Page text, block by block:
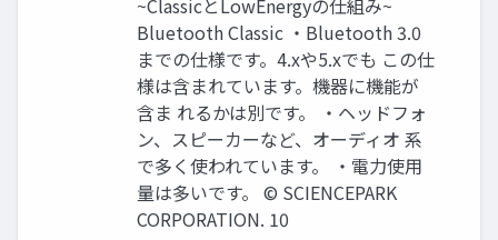
Bluetooth Classic ・Bluetooth 3.0
までの仕様です。4.xや5.xでも この仕
様は含まれています。機器に機能が
含ま れるかは別です。 ・ヘッドフォ
ン、スピーカーなど、オーディオ 系
で多く使われています。 ・電力使用
量は多いです。 © SCIENCEPARK
CORPORATION. 10